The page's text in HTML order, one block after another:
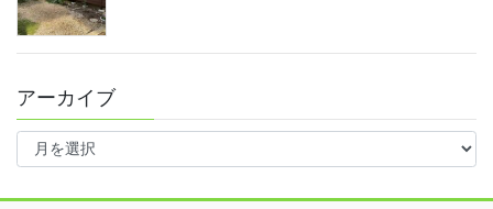
アーカイブ
ア
イ